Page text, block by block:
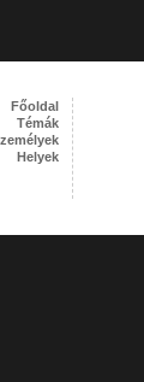
Főoldal
Témák
Helyek